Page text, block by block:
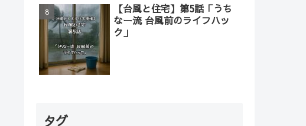
【台風と住宅】第5話「うち
なー流 台風前のライフハッ
ク」
タグ